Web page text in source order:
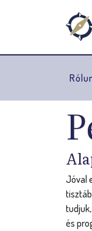
Jóval
és